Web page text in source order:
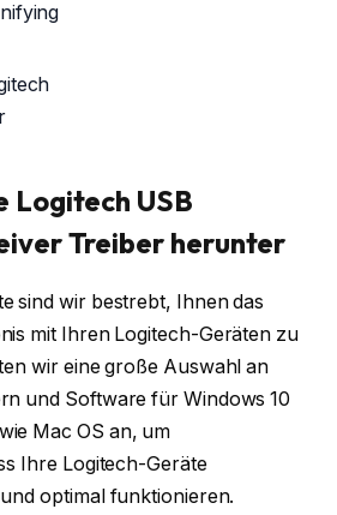
Logitech USB
Treiber herunter
sind wir bestrebt, Ihnen das
mit Ihren Logitech-Geräten zu
wir eine große Auswahl an
und Software für Windows 10
Mac OS an, um
Ihre Logitech-Geräte
optimal funktionieren.